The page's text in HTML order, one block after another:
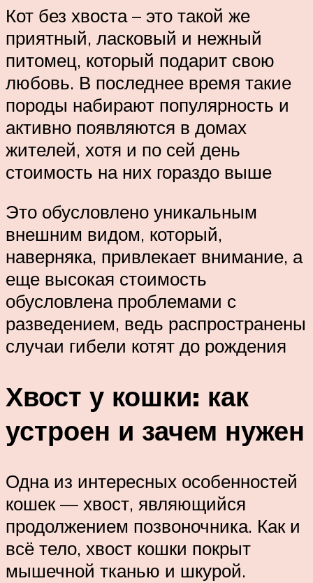
Кот без хвоста – это такой же
приятный, ласковый и нежный
питомец, который подарит свою
любовь. В последнее время такие
породы набирают популярность и
активно появляются в домах
жителей, хотя и по сей день
стоимость на них гораздо выше
Это обусловлено уникальным
внешним видом, который,
наверняка, привлекает внимание, а
еще высокая стоимость
обусловлена проблемами с
разведением, ведь распространены
случаи гибели котят до рождения
Хвост у кошки: как
устроен и зачем нужен
Одна из интересных особенностей
кошек — хвост, являющийся
продолжением позвоночника. Как и
всё тело, хвост кошки покрыт
мышечной тканью и шкурой.